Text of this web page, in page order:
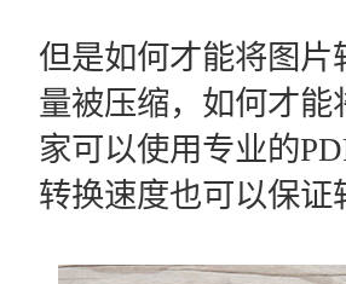
但是如何才能将图片
量被压缩，如何才能
家可以使用专业的
转换速度也可以保证